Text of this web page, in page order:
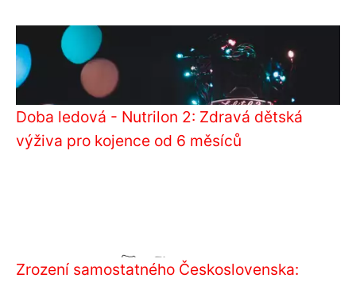
Doba ledová - Nutrilon 2: Zdravá dětská
výživa pro kojence od 6 měsíců
Zrození samostatného Československa: